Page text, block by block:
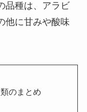
品種は、アラビ
他に甘みや酸味
のまとめ